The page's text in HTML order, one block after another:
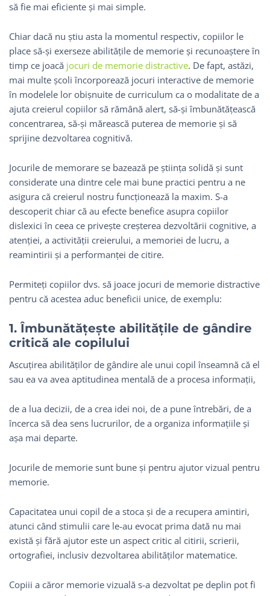
să fie mai eficiente și mai simple.
Chiar dacă nu știu asta la momentul respectiv, copiilor le
place să-și exerseze abilitățile de memorie și recunoaștere în
timp ce joacă jocuri de memorie distractive. De fapt, astăzi,
mai multe școli încorporează jocuri interactive de memorie
în modelele lor obișnuite de curriculum ca o modalitate de a
ajuta creierul copiilor să rămână alert, să-și îmbunătățească
concentrarea, să-și mărească puterea de memorie și să
sprijine dezvoltarea cognitivă.
Jocurile de memorare se bazează pe știința solidă și sunt
considerate una dintre cele mai bune practici pentru a ne
asigura că creierul nostru funcționează la maxim. S-a
descoperit chiar că au efecte benefice asupra copiilor
dislexici în ceea ce privește creșterea dezvoltării cognitive, a
atenției, a activității creierului, a memoriei de lucru, a
reamintirii și a performanței de citire.
Permiteți copiilor dvs. să joace jocuri de memorie distractive
pentru că acestea aduc beneficii unice, de exemplu:
1. Îmbunătățește abilitățile de gândire
critică ale copilului
Ascuțirea abilităților de gândire ale unui copil înseamnă că el
sau ea va avea aptitudinea mentală de a procesa informații,
de a lua decizii, de a crea idei noi, de a pune întrebări, de a
încerca să dea sens lucrurilor, de a organiza informațiile și
așa mai departe.
Jocurile de memorie sunt bune și pentru ajutor vizual pentru
memorie.
Capacitatea unui copil de a stoca și de a recupera amintiri,
atunci când stimulii care le-au evocat prima dată nu mai
există și fără ajutor este un aspect critic al citirii, scrierii,
ortografiei, inclusiv dezvoltarea abilităților matematice.
Copiii a căror memorie vizuală s-a dezvoltat pe deplin pot fi